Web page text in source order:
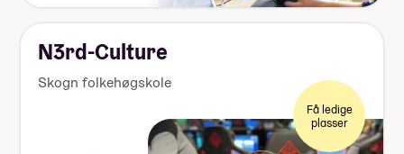
N3rd-Culture
Skogn folkehøgskole
Få ledige
plasser